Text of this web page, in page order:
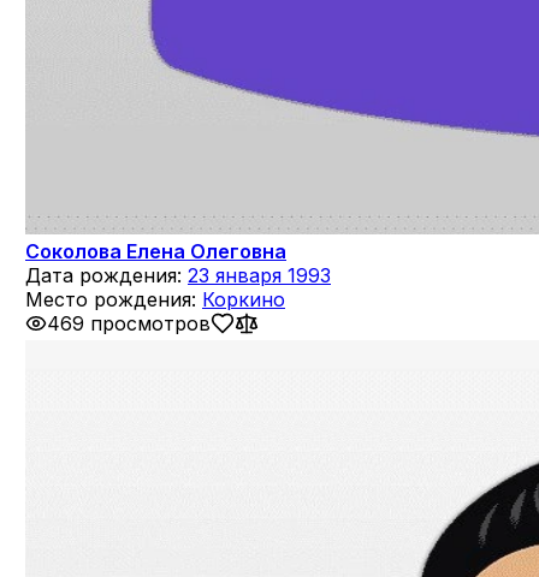
Соколова Елена Олеговна
Дата рождения: 23 января 1993
Место рождения: Коркино
469 просмотров